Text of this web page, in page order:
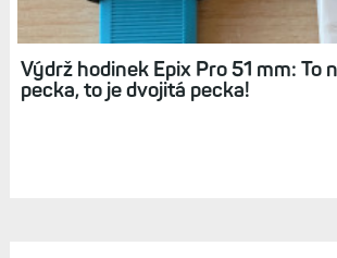
Výdrž hodinek Epix Pro 51 mm: To
pecka, to je dvojitá pecka!